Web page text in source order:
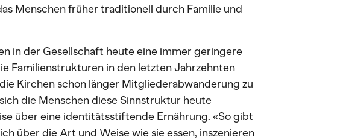
Menschen früher traditionell durch Familie und
in der Gesellschaft heute eine immer geringere
Familienstrukturen in den letzten Jahrzehnten
Kirchen schon länger Mitgliederabwanderung zu
die Menschen diese Sinnstruktur heute
über eine identitätsstiftende Ernährung. «So gibt
über die Art und Weise wie sie essen, inszenieren